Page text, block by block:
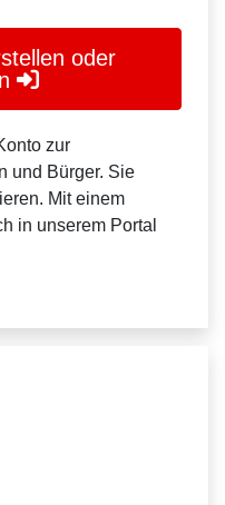
oder
zur
und Bürger. Sie
Mit einem
in unserem Portal